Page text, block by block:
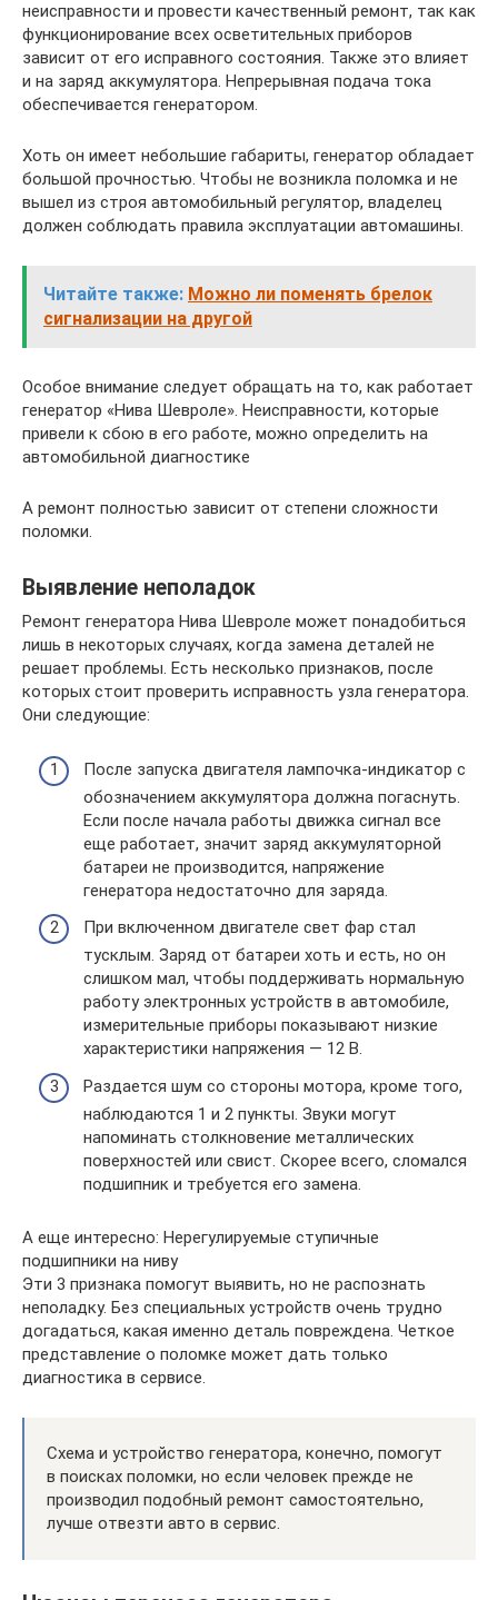
неисправности и провести качественный ремонт, так как
функционирование всех осветительных приборов
зависит от его исправного состояния. Также это влияет
и на заряд аккумулятора. Непрерывная подача тока
обеспечивается генератором.
Хоть он имеет небольшие габариты, генератор обладает
большой прочностью. Чтобы не возникла поломка и не
вышел из строя автомобильный регулятор, владелец
должен соблюдать правила эксплуатации автомашины.
Читайте также: Можно ли поменять брелок
сигнализации на другой
Особое внимание следует обращать на то, как работает
генератор «Нива Шевроле». Неисправности, которые
привели к сбою в его работе, можно определить на
автомобильной диагностике
А ремонт полностью зависит от степени сложности
поломки.
Выявление неполадок
Ремонт генератора Нива Шевроле может понадобиться
лишь в некоторых случаях, когда замена деталей не
решает проблемы. Есть несколько признаков, после
которых стоит проверить исправность узла генератора.
Они следующие:
После запуска двигателя лампочка-индикатор с
обозначением аккумулятора должна погаснуть.
Если после начала работы движка сигнал все
еще работает, значит заряд аккумуляторной
батареи не производится, напряжение
генератора недостаточно для заряда.
При включенном двигателе свет фар стал
тусклым. Заряд от батареи хоть и есть, но он
слишком мал, чтобы поддерживать нормальную
работу электронных устройств в автомобиле,
измерительные приборы показывают низкие
характеристики напряжения — 12 В.
Раздается шум со стороны мотора, кроме того,
наблюдаются 1 и 2 пункты. Звуки могут
напоминать столкновение металлических
поверхностей или свист. Скорее всего, сломался
подшипник и требуется его замена.
А еще интересно: Нерегулируемые ступичные
подшипники на ниву
Эти 3 признака помогут выявить, но не распознать
неполадку. Без специальных устройств очень трудно
догадаться, какая именно деталь повреждена. Четкое
представление о поломке может дать только
диагностика в сервисе.
Схема и устройство генератора, конечно, помогут
в поисках поломки, но если человек прежде не
производил подобный ремонт самостоятельно,
лучше отвезти авто в сервис.